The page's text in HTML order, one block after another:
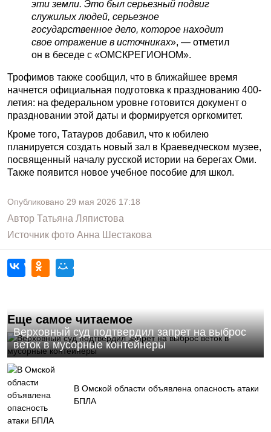
эти земли. Это был серьезный подвиг
служилых людей, серьезное
государственное дело, которое находит
свое отражение в источниках», — отметил
он в беседе с «ОМСКРЕГИОНОМ».
Трофимов также сообщил, что в ближайшее время
начнется официальная подготовка к празднованию 400-
летия: на федеральном уровне готовится документ о
праздновании этой даты и формируется оргкомитет.
Кроме того, Татауров добавил, что к юбилею
планируется создать новый зал в Краеведческом музее,
посвященный началу русской истории на берегах Оми.
Также появится новое учебное пособие для школ.
Опубликовано 29 мая 2026 17:18
Автор Татьяна Ляпистова
Источник фото Анна Шестакова
Еще самое читаемое
Верховный суд подтвердил запрет на выброс
веток в мусорные контейнеры
В Омской области объявлена опасность атаки
БПЛА